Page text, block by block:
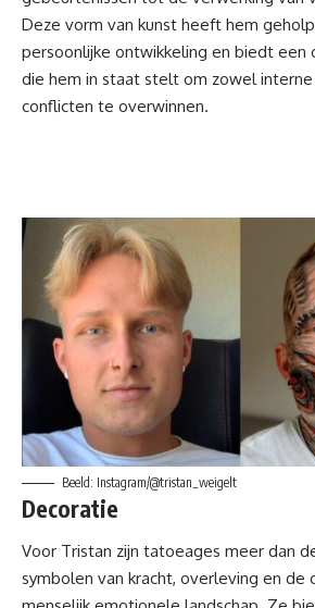
Deze vorm van kunst heeft hem
persoonlijke ontwikkeling en biedt een
die hem in staat stelt om zowel
conflicten te overwinnen.
Beeld: Instagram/@tristan_weigelt
Decoratie
Voor Tristan zijn tatoeages meer dan
symbolen van kracht, overleving en